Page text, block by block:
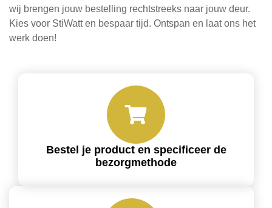
wij brengen jouw bestelling rechtstreeks naar jouw deur.
Kies voor StiWatt en bespaar tijd. Ontspan en laat ons het
werk doen!
Bestel je product en specificeer de
bezorgmethode